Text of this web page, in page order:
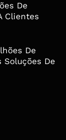
De
Clientes
De
Soluções De